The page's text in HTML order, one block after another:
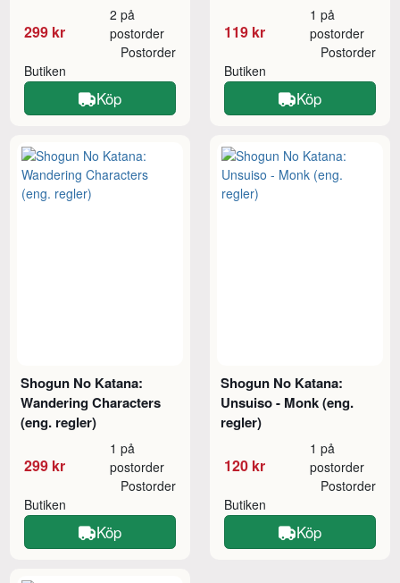
299 kr
2 på
postorder
Butiken
Postorder
Köp
119 kr
1 på
postorder
Butiken
Postorder
Köp
Shogun No Katana:
Wandering Characters
(eng. regler)
299 kr
1 på
postorder
Butiken
Postorder
Köp
Shogun No Katana:
Unsuiso - Monk (eng.
regler)
120 kr
1 på
postorder
Butiken
Postorder
Köp